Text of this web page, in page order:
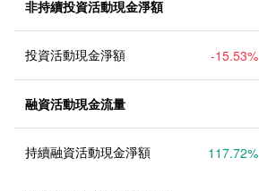
非持續投資活動現金淨額
投資活動現金淨額 -15.53%
融資活動現金流量
持續融資活動現金淨額 117.72%